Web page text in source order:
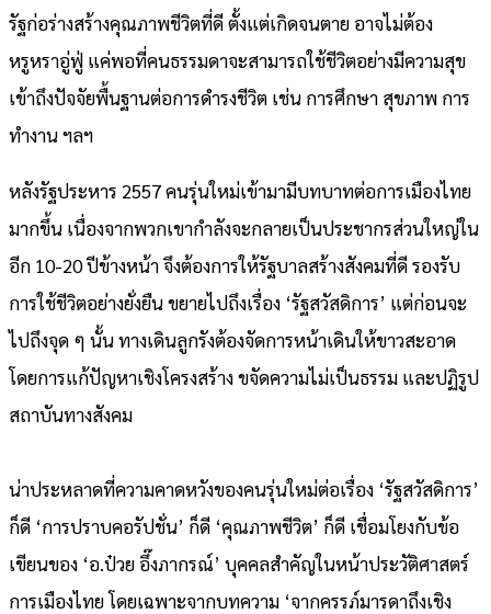
รัฐก่อร่างสร้างคุณภาพชีวิตที่ดี ตั้งแต่เกิดจนตาย อาจไม่ต้อง
หรูหราอู่ฟู่ แค่พอที่คนธรรมดาจะสามารถใช้ชีวิตอย่างมีความสุข
เข้าถึงปัจจัยพื้นฐานต่อการดำรงชีวิต เช่น การศึกษา สุขภาพ การ
ทำงาน ฯลฯ
หลังรัฐประหาร 2557 คนรุ่นใหม่เข้ามามีบทบาทต่อการเมืองไทย
มากขึ้น เนื่องจากพวกเขากำลังจะกลายเป็นประชากรส่วนใหญ่ใน
อีก 10-20 ปีข้างหน้า จึงต้องการให้รัฐบาลสร้างสังคมที่ดี รองรับ
การใช้ชีวิตอย่างยั่งยืน ขยายไปถึงเรื่อง ‘รัฐสวัสดิการ’ แต่ก่อนจะ
ไปถึงจุด ๆ นั้น ทางเดินลูกรังต้องจัดการหน้าเดินให้ขาวสะอาด
โดยการแก้ปัญหาเชิงโครงสร้าง ขจัดความไม่เป็นธรรม และปฏิรูป
สถาบันทางสังคม
น่าประหลาดที่ความคาดหวังของคนรุ่นใหม่ต่อเรื่อง ‘รัฐสวัสดิการ’
ก็ดี ‘การปราบคอรัปชั่น’ ก็ดี ‘คุณภาพชีวิต’ ก็ดี เชื่อมโยงกับข้อ
เขียนของ ‘อ.ป๋วย อึ๊งภากรณ์’ บุคคลสำคัญในหน้าประวัติศาสตร์
การเมืองไทย โดยเฉพาะจากบทความ ‘จากครรภ์มารดาถึงเชิง